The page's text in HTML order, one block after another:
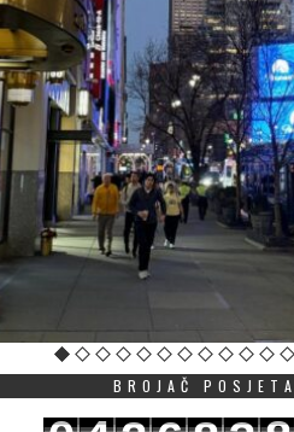
BROJAČ POSJETA